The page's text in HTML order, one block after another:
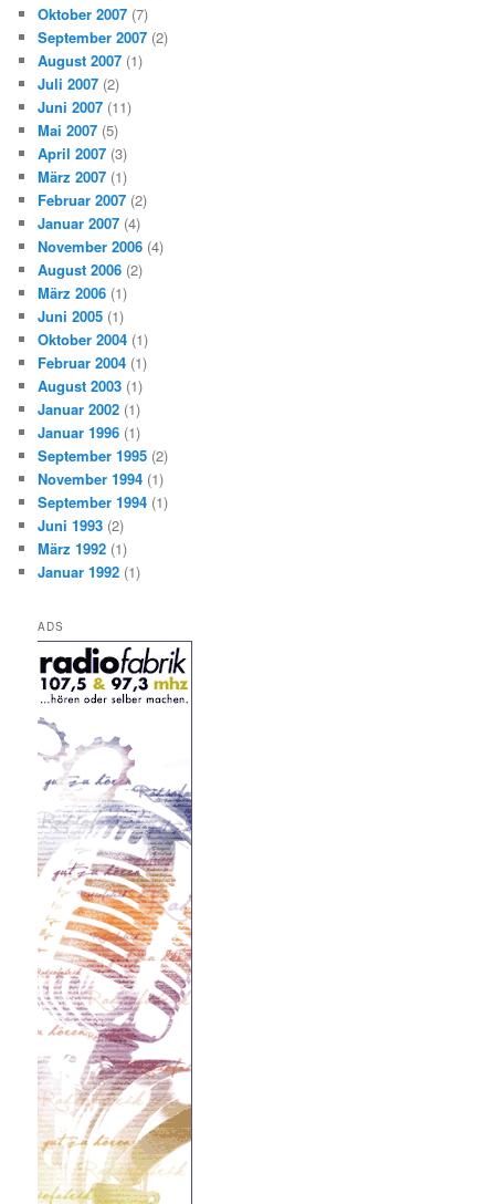
Oktober 2007 (7)
September 2007 (2)
August 2007 (1)
Juli 2007 (2)
Juni 2007 (11)
Mai 2007 (5)
April 2007 (3)
März 2007 (1)
Februar 2007 (2)
Januar 2007 (4)
November 2006 (4)
August 2006 (2)
März 2006 (1)
Juni 2005 (1)
Oktober 2004 (1)
Februar 2004 (1)
August 2003 (1)
Januar 2002 (1)
Januar 1996 (1)
September 1995 (2)
November 1994 (1)
September 1994 (1)
Juni 1993 (2)
März 1992 (1)
Januar 1992 (1)
ADS